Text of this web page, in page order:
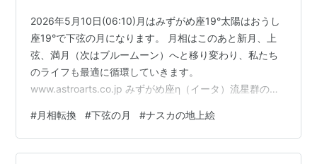
2026年5月10日(06:10)月はみずがめ座19°太陽はおうし
座19°で下弦の月になります。 月相はこのあと新月、上
弦、満月（次はブルームーン）へと移り変わり、私たち
のライフも最適に循環していきます。
www.astroarts.co.jp みずがめ座η（イータ）流星群の母
名なハレー彗星（1P/Halley）です。 この彗星が過去に軌
道上に残した塵（ダスト）が地球の大気に飛び込むこと
で、毎年5月上旬に流星群として観測されます。 この日
#月相転換 #下弦の月 #ナスカの地上絵